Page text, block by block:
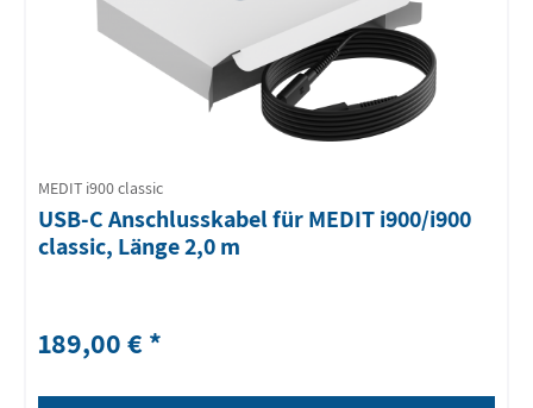
MEDIT i900 classic
USB-C Anschlusskabel für MEDIT i900/i900
classic, Länge 2,0 m
189,00 € *